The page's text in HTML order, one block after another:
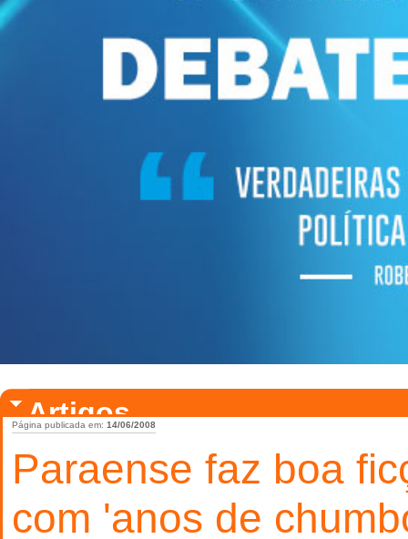
Artigos
Paraense faz boa
com 'anos de
Página publicada em: 14/06/2008